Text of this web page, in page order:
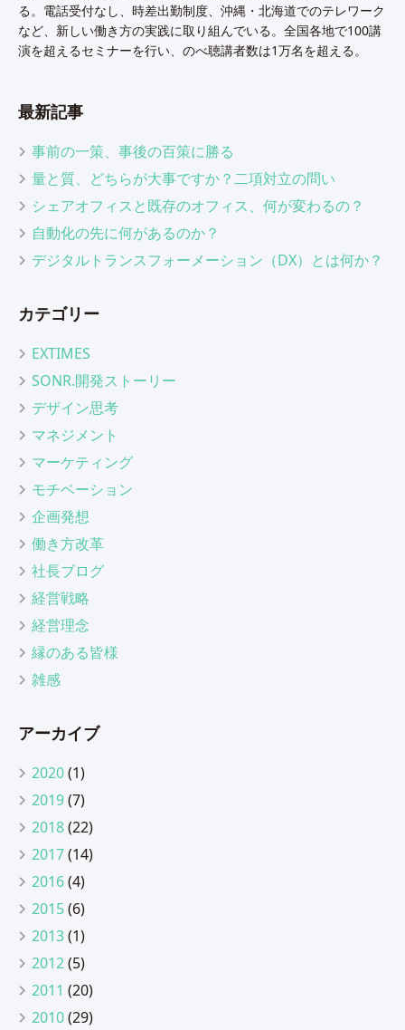
る。電話受付なし、時差出勤制度、沖縄・北海道でのテレワーク
など、新しい働き方の実践に取り組んでいる。全国各地で100講
演を超えるセミナーを行い、のべ聴講者数は1万名を超える。
最新記事
事前の一策、事後の百策に勝る
量と質、どちらが大事ですか？二項対立の問い
シェアオフィスと既存のオフィス、何が変わるの？
自動化の先に何があるのか？
デジタルトランスフォーメーション（DX）とは何か？
カテゴリー
EXTIMES
SONR.開発ストーリー
デザイン思考
マネジメント
マーケティング
モチベーション
企画発想
働き方改革
社長ブログ
経営戦略
経営理念
縁のある皆様
雑感
アーカイブ
2020(1)
2019(7)
2018(22)
2017(14)
2016(4)
2015(6)
2013(1)
2012(5)
2011 (20)
2010(29)